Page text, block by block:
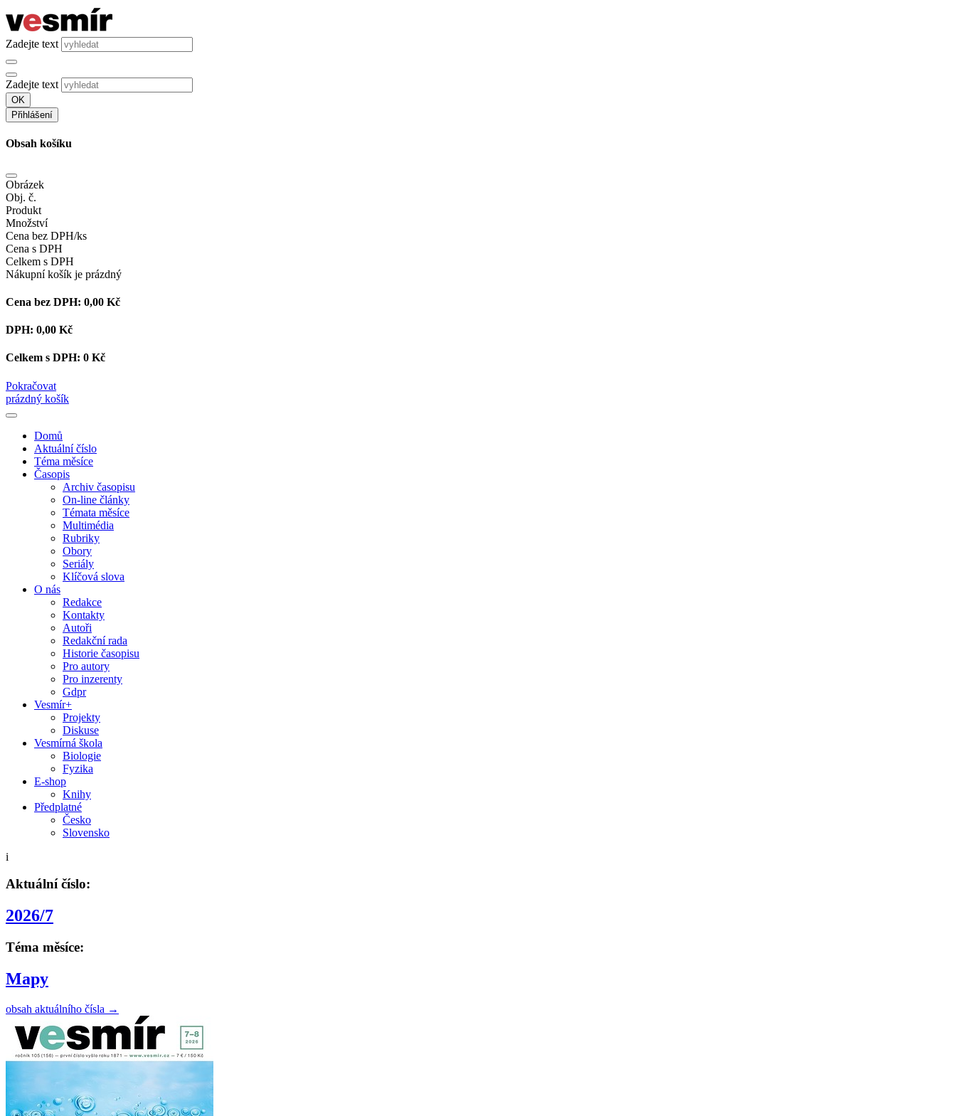
Zadejte text
Zadejte text
OK
Přihlášení
Obsah košíku
Obrázek
Obj. č.
Produkt
Množství
Cena bez DPH/ks
Cena s DPH
Celkem s DPH
Nákupní košík je prázdný
Cena bez DPH: 0,00 Kč
DPH: 0,00 Kč
Celkem s DPH: 0 Kč
Pokračovat
prázdný košík
Domů
Aktuální číslo
Téma měsíce
Časopis
Archiv časopisu
On-line články
Témata měsíce
Multimédia
Rubriky
Obory
Seriály
Klíčová slova
O nás
Redakce
Kontakty
Autoři
Redakční rada
Historie časopisu
Pro autory
Pro inzerenty
Gdpr
Vesmír+
Projekty
Diskuse
Vesmírná škola
Biologie
Fyzika
E-shop
Knihy
Předplatné
Česko
Slovensko
i
Aktuální číslo:
2026/7
Téma měsíce:
Mapy
obsah aktuálního čísla →